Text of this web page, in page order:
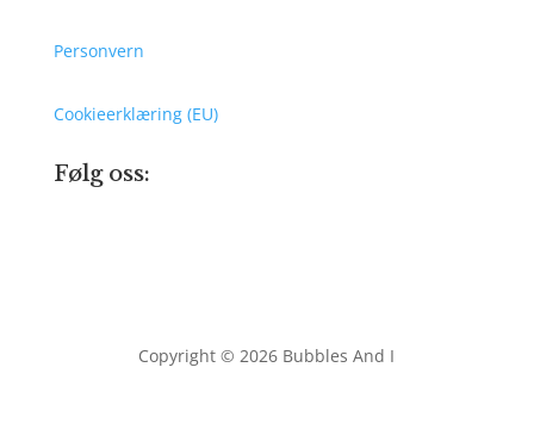
Personvern
Cookieerklæring (EU)
Følg oss:
Copyright © 2026 Bubbles And I